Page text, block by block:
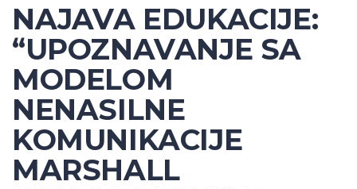
NAJAVA EDUKACIJE:
“UPOZNAVANJE SA
MODELOM
NENASILNE
KOMUNIKACIJE
MARSHALL